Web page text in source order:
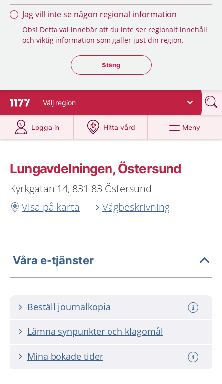
Jag vill inte se någon regional information
Obs! Detta val innebär att du inte ser regionalt innehåll
och viktig information som gäller just din region.
Stäng regionsväljaren
Stäng
Till startsidan för 1177
Välj region
Logga in
på 1177.se
Hitta vård
på 1177.se
Meny
Lungavdelningen, Östersund
Kyrkgatan 14, 831 83 Östersund
Visa på karta
Vägbeskrivning
Våra e-tjänster
Beställ journalkopia
Lämna synpunkter och klagomål
Mina bokade tider